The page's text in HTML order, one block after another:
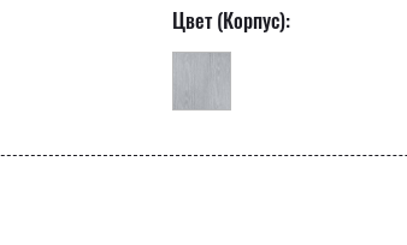
Цвет (Корпус):